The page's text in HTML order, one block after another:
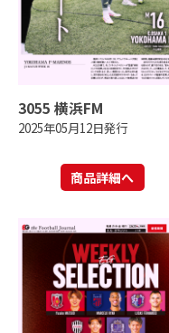
3055 横浜FM
2025年05月12日発行
商品詳細へ